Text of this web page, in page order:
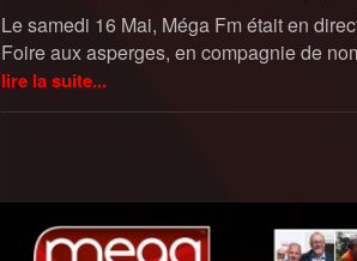
Le samedi 16 Mai, Méga Fm était en
Foire aux asperges, en compagnie de
lire la suite...